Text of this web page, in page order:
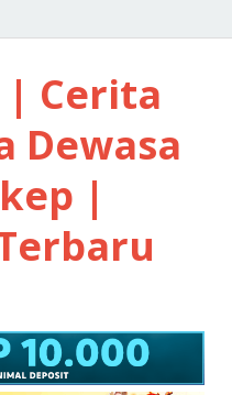
| Cerita
Dewasa
|